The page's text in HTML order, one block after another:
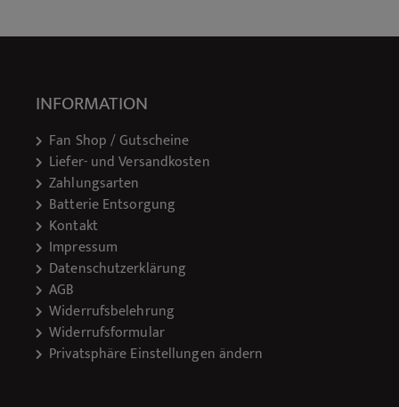
INFORMATION
Fan Shop / Gutscheine
Liefer- und Versandkosten
Zahlungsarten
Batterie Entsorgung
Kontakt
Impressum
Datenschutzerklärung
AGB
Widerrufsbelehrung
Widerrufsformular
Privatsphäre Einstellungen ändern